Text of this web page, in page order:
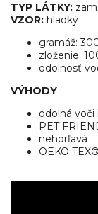
TYP LÁTKY:
VZOR: hladký
gramáž:
zloženie:
odolnosť
VÝHODY
odolná voči
PET
nehorľavá
OEKO